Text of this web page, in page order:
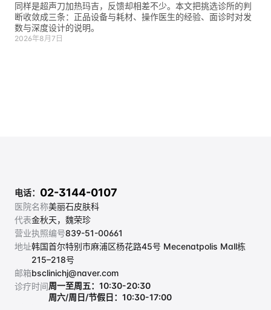
同样是超声刀加热玛吉，反馈却相差不少。本文把挑选诊所的判
断收敛成三条：正品设备与耗材、操作医生的经验、面诊时对发
数与深度设计的说明。
2026年8月7日
医院名称美丽石皮肤科
代表金秋天，魏荣珍
营业执照编号839-51-00661
地址韩国首尔特别市麻浦区杨花路45号 Mecenatpolis Mall栋
215–218号
邮箱bsclinichj@naver.com
诊疗时间周一至周五：10:30-20:30
周六/周日/节假日：10:30-17:00
电话： 02-3144-0107